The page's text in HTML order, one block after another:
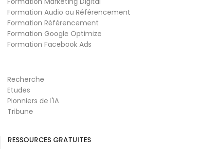
Formation Audio au Référencement
Formation Référencement
Formation Google Optimize
Formation Facebook Ads
Recherche
Etudes
Pionniers de l'IA
Tribune
RESSOURCES GRATUITES